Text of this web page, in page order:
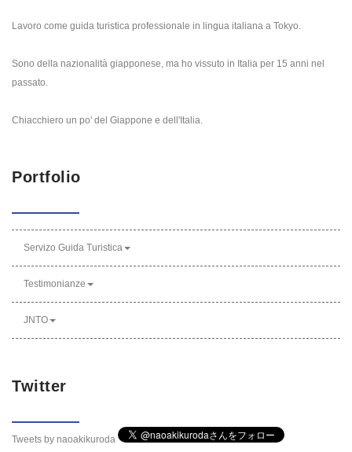
Lavoro come guida turistica professionale in lingua italiana a Tokyo.
Sono della nazionalità giapponese, ma ho vissuto in Italia per 15 anni nel
passato.
Chiacchiero un po' del Giappone e dell'Italia.
Portfolio
Servizo Guida Turistica
Testimonianze
JNTO
Twitter
Tweets by naoakikuroda